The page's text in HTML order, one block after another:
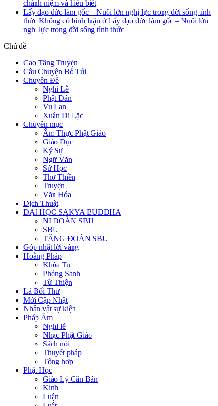
chánh niệm và hiểu biết
Lấy đạo đức làm gốc – Nuôi lớn nghị lực trong đời sống tỉnh
thức Không có bình luận ở Lấy đạo đức làm gốc – Nuôi lớn
nghị lực trong đời sống tỉnh thức
Chủ đề
Cao Tăng Truyện
Câu Chuyện Bỏ Túi
Chuyên Đề
Nghi Lễ
Phật Đản
Vu Lan
Xuân Di Lặc
Chuyên mục
Ẩm Thực Phật Giáo
Giáo Dục
Ký Sự
Ngữ Văn
Sử Học
Thơ Thiền
Truyện
Văn Hóa
Dịch Thuật
ĐẠI HỌC SAKYA BUDDHA
NI ĐOÀN SBU
SBU
TĂNG ĐOÀN SBU
Góp nhặt lời vàng
Hoằng Pháp
Khóa Tu
Phóng Sanh
Từ Thiện
Lá Bối Thư
Mới Cập Nhật
Nhân vật sự kiện
Pháp Âm
Nghi lễ
Nhạc Phật Giáo
Sách nói
Thuyết pháp
Tổng hợp
Phật Học
Giáo Lý Căn Bản
Kinh
Luận